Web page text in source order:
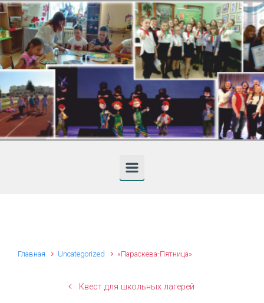
Skip to main content
Главная Uncategorized «Параскева-Пятница»
Квест для школьных лагерей